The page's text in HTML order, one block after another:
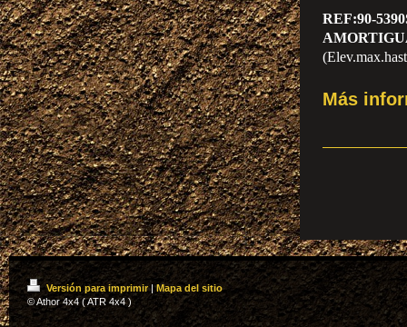
REF:90-
Más
Versión para imprimir| Mapa del sitio
© Athor 4x4 ( ATR 4x4 )